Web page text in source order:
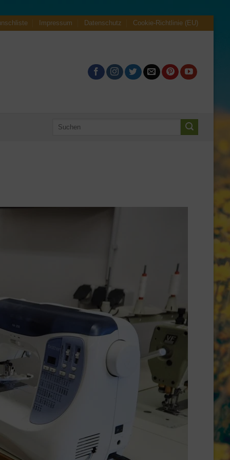
Impressum Datenschutz Cookie-Richtlinie (EU)
Suche